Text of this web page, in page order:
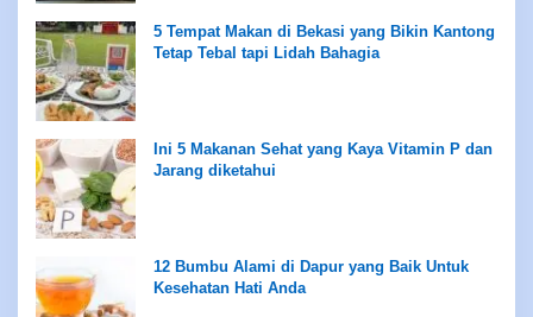
5 Tempat Makan di Bekasi yang Bikin Kantong
Tetap Tebal tapi Lidah Bahagia
Ini 5 Makanan Sehat yang Kaya Vitamin P dan
Jarang diketahui
12 Bumbu Alami di Dapur yang Baik Untuk
Kesehatan Hati Anda